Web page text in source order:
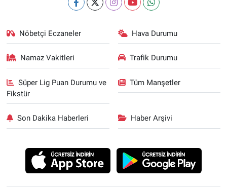
Nöbetçi Eczaneler Hava Durumu
Namaz Vakitleri Trafik Durumu
Süper Lig Puan Durumu ve
Fikstür
Tüm Manşetler
Son Dakika Haberleri Haber Arşivi